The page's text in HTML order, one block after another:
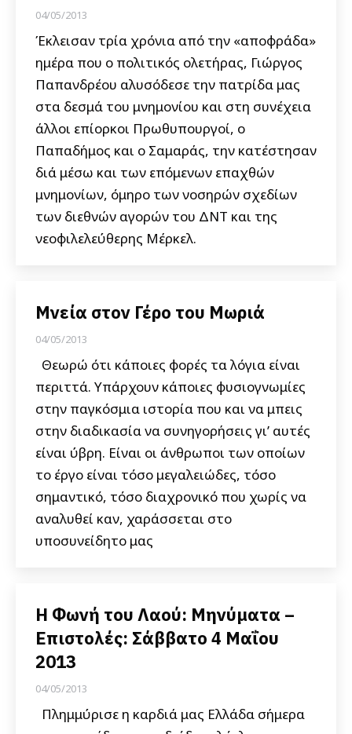
04/05/2013
Έκλεισαν τρία χρόνια από την «αποφράδα»
ημέρα που ο πολιτικός ολετήρας, Γιώργος
Παπανδρέου αλυσόδεσε την πατρίδα μας
στα δεσμά του μνημονίου και στη συνέχεια
άλλοι επίορκοι Πρωθυπουργοί, ο
Παπαδήμος και ο Σαμαράς, την κατέστησαν
διά μέσω και των επόμενων επαχθών
μνημονίων, όμηρο των νοσηρών σχεδίων
των διεθνών αγορών του ΔΝΤ και της
νεοφιλελεύθερης Μέρκελ.
Μνεία στον Γέρο του Μωριά
04/05/2013
Θεωρώ ότι κάποιες φορές τα λόγια είναι
περιττά. Υπάρχουν κάποιες φυσιογνωμίες
στην παγκόσμια ιστορία που και να μπεις
στην διαδικασία να συνηγορήσεις γι’ αυτές
είναι ύβρη. Είναι οι άνθρωποι των οποίων
το έργο είναι τόσο μεγαλειώδες, τόσο
σημαντικό, τόσο διαχρονικό που χωρίς να
αναλυθεί καν, χαράσσεται στο
υποσυνείδητο μας
Η Φωνή του Λαού: Μηνύματα –
Επιστολές: Σάββατο 4 Μαΐου
2013
04/05/2013
Πλημμύρισε η καρδιά μας Ελλάδα σήμερα